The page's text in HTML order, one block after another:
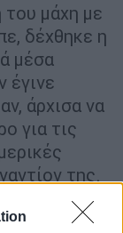
μάχη με
δέχθηκε η
μέσα
έγινε
άρχισα να
για τις
της.
και μετά τη